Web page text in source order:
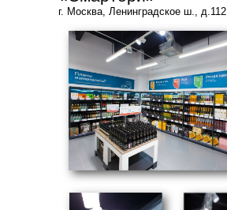
г. Москва, Ленинградское ш., д.112